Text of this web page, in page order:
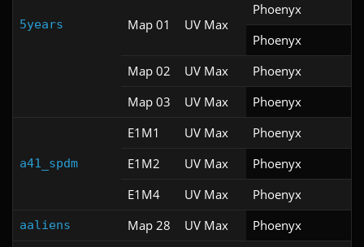
5years Map 01 UV Max
Phoenyx
Phoenyx
Map 02
UV Max Phoenyx
Map 03
UV Max Phoenyx
a41_spdm
E1M1 UV Max Phoenyx
E1M2
UV Max Phoenyx
E1M4
UV Max Phoenyx
aaliens Map 28 UV Max Phoenyx